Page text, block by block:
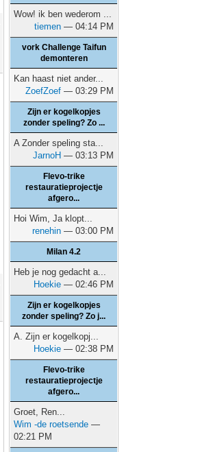
Wow! ik ben wederom ...
tiemen — 04:14 PM
vork Challenge Taifun
demonteren
Kan haast niet ander...
ZoefZoef — 03:29 PM
Zijn er kogelkopjes
zonder speling? Zo ...
A Zonder speling sta...
JarnoH — 03:13 PM
Flevo-trike
restauratieprojectje
afgero...
Hoi Wim, Ja klopt...
renehin — 03:00 PM
Milan 4.2
Heb je nog gedacht a...
Hoekie — 02:46 PM
Zijn er kogelkopjes
zonder speling? Zo j...
A. Zijn er kogelkopj...
Hoekie — 02:38 PM
Flevo-trike
restauratieprojectje
afgero...
Groet, Ren...
Wim -de roetsende —
02:21 PM